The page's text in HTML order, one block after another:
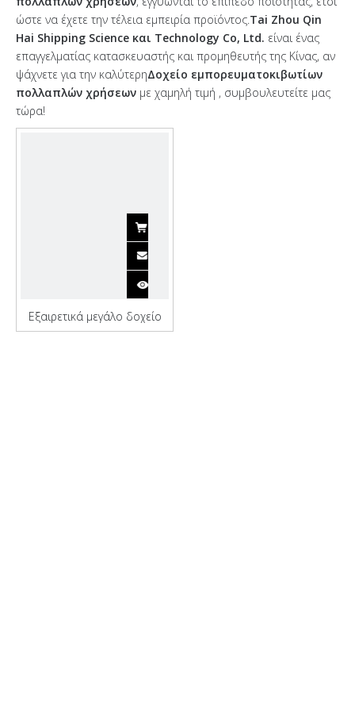
ώστε να έχετε την τέλεια εμπειρία προϊόντος.Tai Zhou Qin
Hai Shipping Science και Technology Co, Ltd. είναι ένας
επαγγελματίας κατασκευαστής και προμηθευτής της Κίνας, αν
ψάχνετε για την καλύτερηΔοχείο εμπορευματοκιβωτίων
πολλαπλών χρήσεων με χαμηλή τιμή , συμβουλευτείτε μας
τώρα!
Εξαιρετικά μεγάλο δοχείο
εμπορευματοκιβωτίων